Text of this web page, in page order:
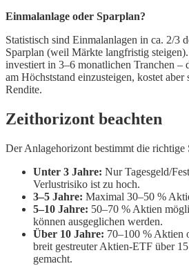
Einmalanlage oder Sparplan?
Statistisch sind Einmalanlagen in ca. 2/3
Sparplan (weil Märkte langfristig
investiert in 3–6 monatlichen Tranchen –
am Höchststand einzusteigen, kostet
Rendite.
Zeithorizont beachten
Der Anlagehorizont bestimmt die richtige
Unter 3 Jahre: Nur Tagesgeld/
Verlustrisiko ist zu hoch.
3–5 Jahre: Maximal 30–50 %
5–10 Jahre: 50–70 % Aktien
können ausgeglichen werden.
Über 10 Jahre: 70–100 % Aktien
breit gestreuter Aktien-ETF über
gemacht.